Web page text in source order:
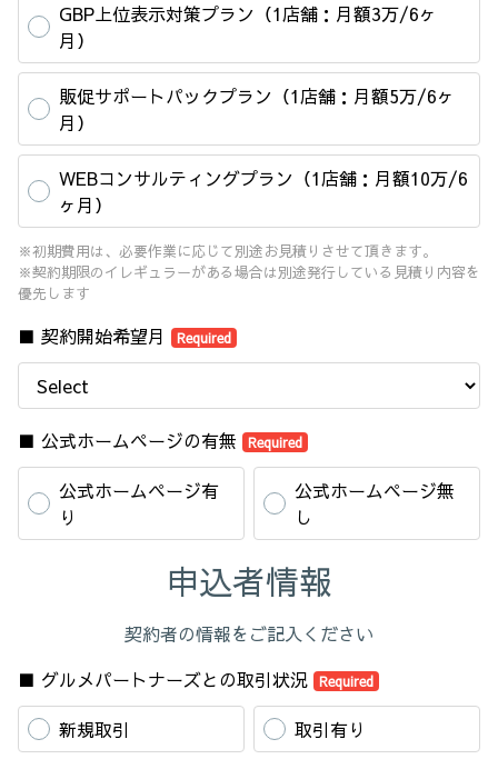
GBP上位表示対策プラン（1店舗：月額3万/6ヶ
月）
販促サポートパックプラン（1店舗：月額5万/6ヶ
月）
WEBコンサルティングプラン（1店舗：月額10万/6
ヶ月）
※初期費用は、必要作業に応じて別途お見積りさせて頂きます。
※契約期限のイレギュラーがある場合は別途発行している見積り内容を
優先します
■ 契約開始希望月 Required
■ 公式ホームページの有無 Required
公式ホームページ有
り
公式ホームページ無
し
申込者情報
契約者の情報をご記入ください
■ グルメパートナーズとの取引状況
Required
新規取引 取引有り